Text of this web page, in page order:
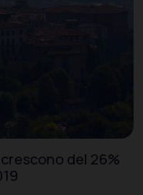
del 26%